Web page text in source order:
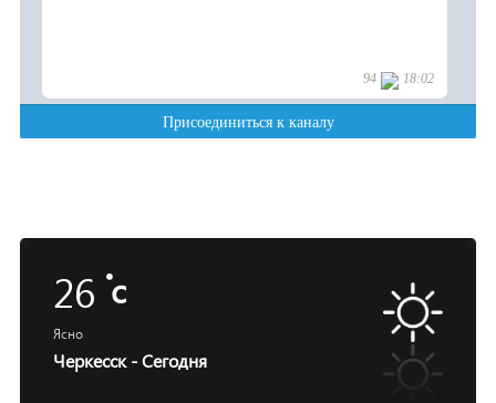
26 c
Ясно
Черкесск - Сегодня